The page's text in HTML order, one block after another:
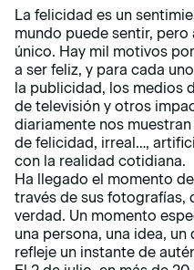
La felicidad es un
mundo puede sentir, pero
único. Hay mil motivos
a ser feliz, y para cada
la publicidad, los medios
de televisión y otros
diariamente nos
de felicidad, irreal…,
con la realidad cotidiana.
Ha llegado el momento
través de sus fotografías,
verdad. Un momento
una persona, una idea,
refleje un instante de